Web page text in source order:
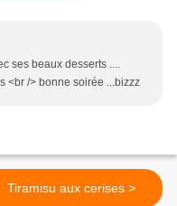
ses beaux desserts ....
<br /> bonne soirée ...bizzz
Tiramisu aux cerises >